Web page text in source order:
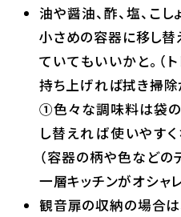
油や醤油、酢、塩、こ
小さめの容器に移し替
ていてもいいかと。（
持ち上げれば拭き掃除
①色々な調味料は袋の
し替えれば使いやす
（容器の柄や色などの
一層キッチンがオシャ
観音扉の収納の場合